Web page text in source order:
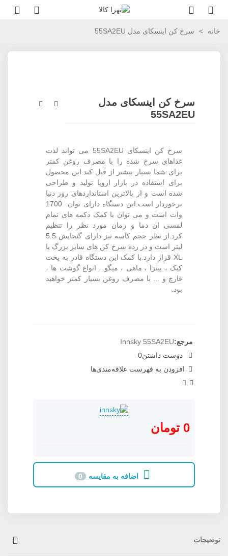
خانه > سرخ کن اینسکای مدل 55SA2EU
سرخ کن اینسکای مدل
55SA2EU
سرخ کن اینسکای 55SA2EU می تواند لذت
غذاهای سرخ شده را با مصرف روغن کمتر
برای شما بسیار بیشتر از قبل کند.این محصول
برای استفاده در بازار اروپا تولید و طراحی
شده است و از بالاترین استانداردهای روز دنیا
برخوردار است.این دستگاه دارای توان 1700
وات است و می توان با کمک دکمه های تمام
لمسی ان دما و زمان مورد نظر را تنظیم
کرد.از نظر حجم کاسه نیز دارای گنجایش 5.5
لیتر است و در رده سرخ کن های سایز بزرگ یا
XL قرار دارد.با کمک این دستگاه قادر به پخت
کیک ، پیتزا ، ماهی ، میگو ، انواع گوشت ها ،
قارچ و ... با مصرف روغن بسیار کمتر خواهید
بود.
مرجع:Innsky 55SA2EU
دوست داشتن0
افزودن به فهرست علاقه‌مندی‌ها
0 تومان
اضافه به مقایسه 0
توضیحات